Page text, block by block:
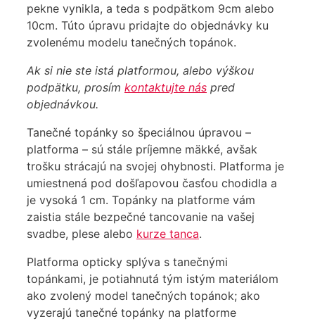
pekne vynikla, a teda s podpätkom 9cm alebo
10cm. Túto úpravu pridajte do objednávky ku
zvolenému modelu tanečných topánok.
Ak si nie ste istá platformou, alebo výškou
podpätku, prosím kontaktujte nás pred
objednávkou.
Tanečné topánky so špeciálnou úpravou –
platforma – sú stále príjemne mäkké, avšak
trošku strácajú na svojej ohybnosti. Platforma je
umiestnená pod došľapovou časťou chodidla a
je vysoká 1 cm. Topánky na platforme vám
zaistia stále bezpečné tancovanie na vašej
svadbe, plese alebo kurze tanca.
Platforma opticky splýva s tanečnými
topánkami, je potiahnutá tým istým materiálom
ako zvolený model tanečných topánok; ako
vyzerajú tanečné topánky na platforme